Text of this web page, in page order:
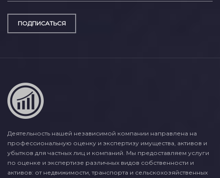
ПОДПИСАТЬСЯ
Деятельность нашей независимой компании направлена на
профессиональную оценку и экспертизу имущества, активов и
убытков для частных лиц и компаний. Мы предоставляем услуги
по оценке и экспертизе различных видов собственности и
активов: от недвижимости, транспорта и сельскохозяйственных